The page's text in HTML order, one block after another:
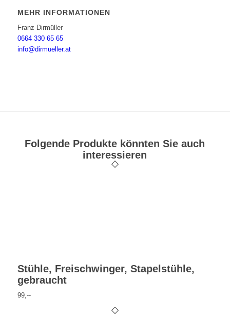
MEHR INFORMATIONEN
Franz Dirmüller
0664 330 65 65
info@dirmueller.at
Folgende Produkte könnten Sie auch
interessieren
Stühle, Freischwinger, Stapelstühle,
gebraucht
99,--